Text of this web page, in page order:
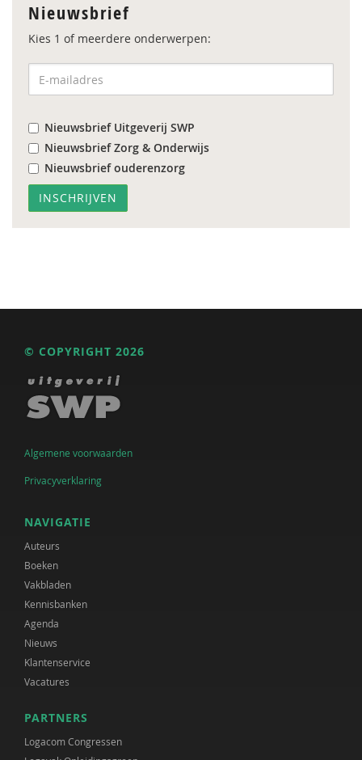
Nieuwsbrief
Kies 1 of meerdere onderwerpen:
Nieuwsbrief Uitgeverij SWP
Nieuwsbrief Zorg & Onderwijs
Nieuwsbrief ouderenzorg
© COPYRIGHT 2026
Algemene voorwaarden
Privacyverklaring
NAVIGATIE
Auteurs
Boeken
Vakbladen
Kennisbanken
Agenda
Nieuws
Klantenservice
Vacatures
PARTNERS
Logacom Congressen